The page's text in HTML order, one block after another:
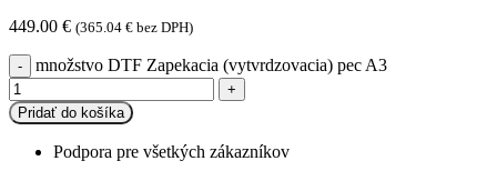
449.00 € (365.04 € bez DPH)
množstvo DTF Zapekacia (vytvrdzovacia) pec A3
Pridať do košíka
Podpora pre všetkých zákazníkov